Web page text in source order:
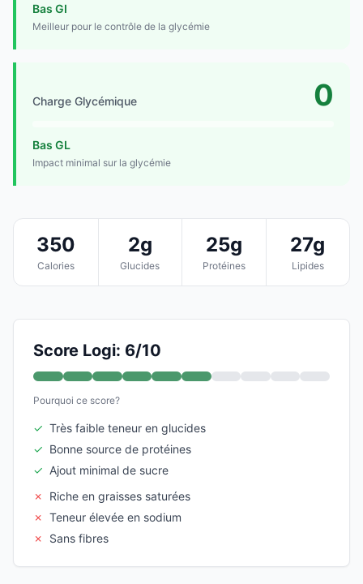
Bas GI
Meilleur pour le contrôle de la glycémie
Charge Glycémique 0
Bas GL
Impact minimal sur la glycémie
350
Calories
2g
Glucides
25g
Protéines
27g
Lipides
Score Logi: 6/10
Pourquoi ce score?
✓ Très faible teneur en glucides
✓ Bonne source de protéines
✓ Ajout minimal de sucre
✗
Riche en graisses saturées
✗ Teneur élevée en sodium
✗
Sans fibres